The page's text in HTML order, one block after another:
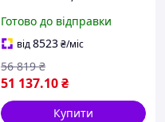
Готово до відправки
від8523₴/міс
51 137.10₴
56 819 ₴
Купити